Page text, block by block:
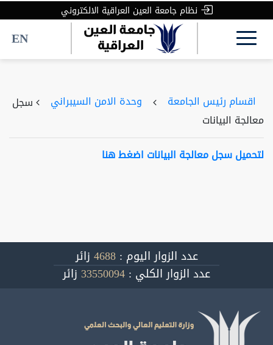
نظام جامعة العين العراقية الالكتروني
EN
اقسام رئيس الجامعة وحدة الامن السيبراني
سجل
معالجة البيانات
لتحميل سجل معالجة البيانات اضغط هنا
عدد الزوار اليوم :4688 زائر
عدد الزوار الكلي : 33550094 زائر